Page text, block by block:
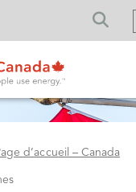
d’accueil – Canada